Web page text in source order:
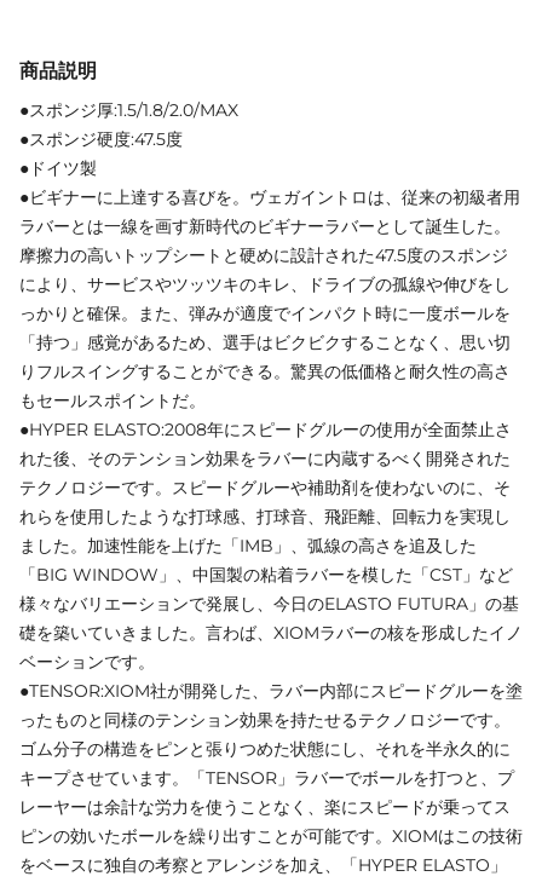
商品説明
●スポンジ厚:1.5/1.8/2.0/MAX
●スポンジ硬度:47.5度
●ドイツ製
●ビギナーに上達する喜びを。ヴェガイントロは、従来の初級者用
ラバーとは一線を画す新時代のビギナーラバーとして誕生した。
摩擦力の高いトップシートと硬めに設計された47.5度のスポンジ
により、サービスやツッツキのキレ、ドライブの孤線や伸びをし
っかりと確保。また、弾みが適度でインパクト時に一度ボールを
「持つ」感覚があるため、選手はビクビクすることなく、思い切
りフルスイングすることができる。驚異の低価格と耐久性の高さ
もセールスポイントだ。
●HYPER ELASTO:2008年にスピードグルーの使用が全面禁止さ
れた後、そのテンション効果をラバーに内蔵するべく開発された
テクノロジーです。スピードグルーや補助剤を使わないのに、そ
れらを使用したような打球感、打球音、飛距離、回転力を実現し
ました。加速性能を上げた「IMB」、弧線の高さを追及した
「BIG WINDOW」、中国製の粘着ラバーを模した「CST」など
様々なバリエーションで発展し、今日のELASTO FUTURA」の基
礎を築いていきました。言わば、XIOMラバーの核を形成したイノ
ベーションです。
●TENSOR:XIOM社が開発した、ラバー内部にスピードグルーを塗
ったものと同様のテンション効果を持たせるテクノロジーです。
ゴム分子の構造をピンと張りつめた状態にし、それを半永久的に
キープさせています。「TENSOR」ラバーでボールを打つと、プ
レーヤーは余計な労力を使うことなく、楽にスピードが乗ってス
ピンの効いたボールを繰り出すことが可能です。XIOMはこの技術
をベースに独自の考察とアレンジを加え、「HYPER ELASTO」